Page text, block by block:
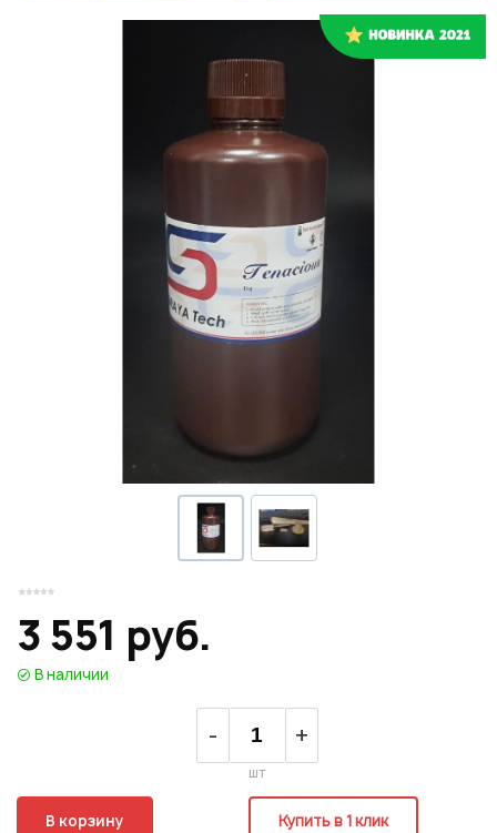
3 551 руб.
В наличии
- +
шт
В корзину Купить в 1 клик
Накопительные скидки
Розыгрыши подарков
Доступ в закрытый клуб
Или войти через соц сети
Нажимая на кнопку "Отправить", вы даете согласие на обработку
персональных данных
Нажимая на кнопку "Отправить", вы даете согласие на обработку
персональных данных